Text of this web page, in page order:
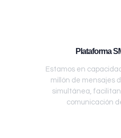
Plataforma
Estamos en
millón de mensajes
simultánea,
comunicación